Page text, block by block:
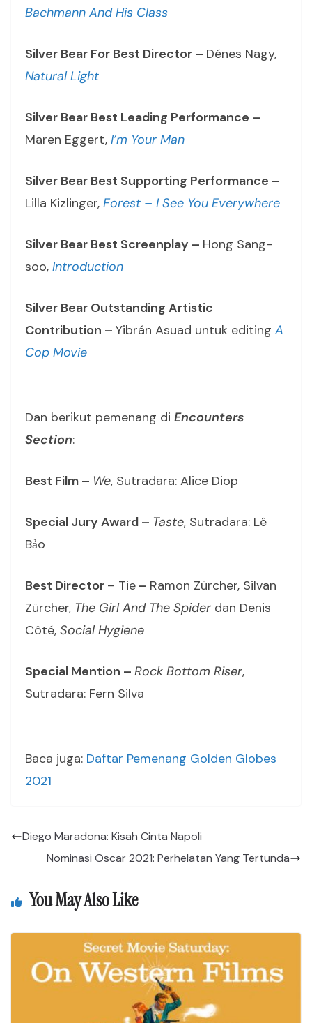
Bachmann And His Class
Silver Bear For Best Director – Dénes Nagy,
Natural Light
Silver Bear Best Leading Performance –
Maren Eggert, I’m Your Man
Silver Bear Best Supporting Performance –
Lilla Kizlinger, Forest – I See You Everywhere
Silver Bear Best Screenplay – Hong Sang-
soo, Introduction
Silver Bear Outstanding Artistic
Contribution – Yibrán Asuad untuk editing A
Cop Movie
Dan berikut pemenang di Encounters
Section:
Best Film – We, Sutradara: Alice Diop
Special Jury Award – Taste, Sutradara: Lê
Bảo
Best Director – Tie – Ramon Zürcher, Silvan
Zürcher, The Girl And The Spider dan Denis
Côté, Social Hygiene
Special Mention – Rock Bottom Riser,
Sutradara: Fern Silva
Baca juga: Daftar Pemenang Golden Globes
2021
Diego Maradona: Kisah Cinta Napoli
Nominasi Oscar 2021: Perhelatan Yang Tertunda
You May Also Like